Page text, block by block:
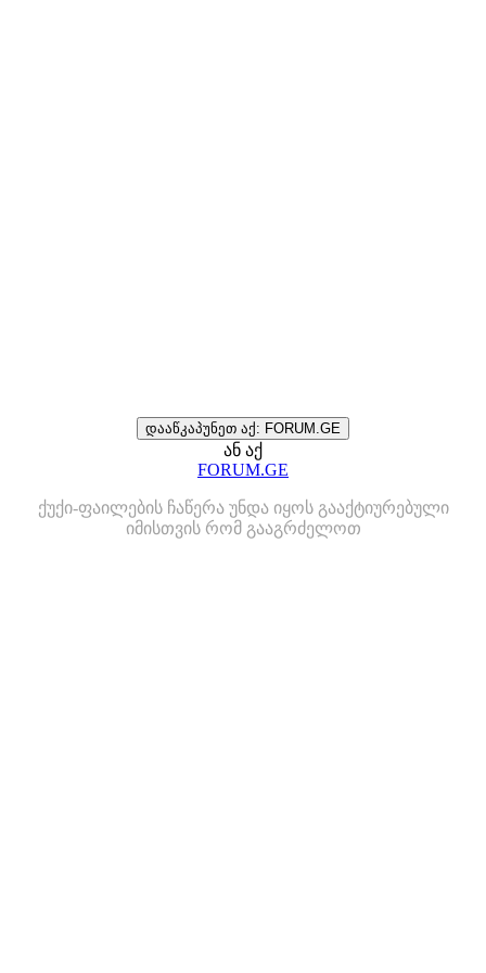
დააწკაპუნეთ აქ: FORUM.GE
ან აქ
FORUM.GE
ქუქი-ფაილების ჩაწერა უნდა იყოს გააქტიურებული
იმისთვის რომ გააგრძელოთ